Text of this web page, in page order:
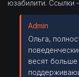
юзабилити. Ссылки
Admin
Ольга,
весят